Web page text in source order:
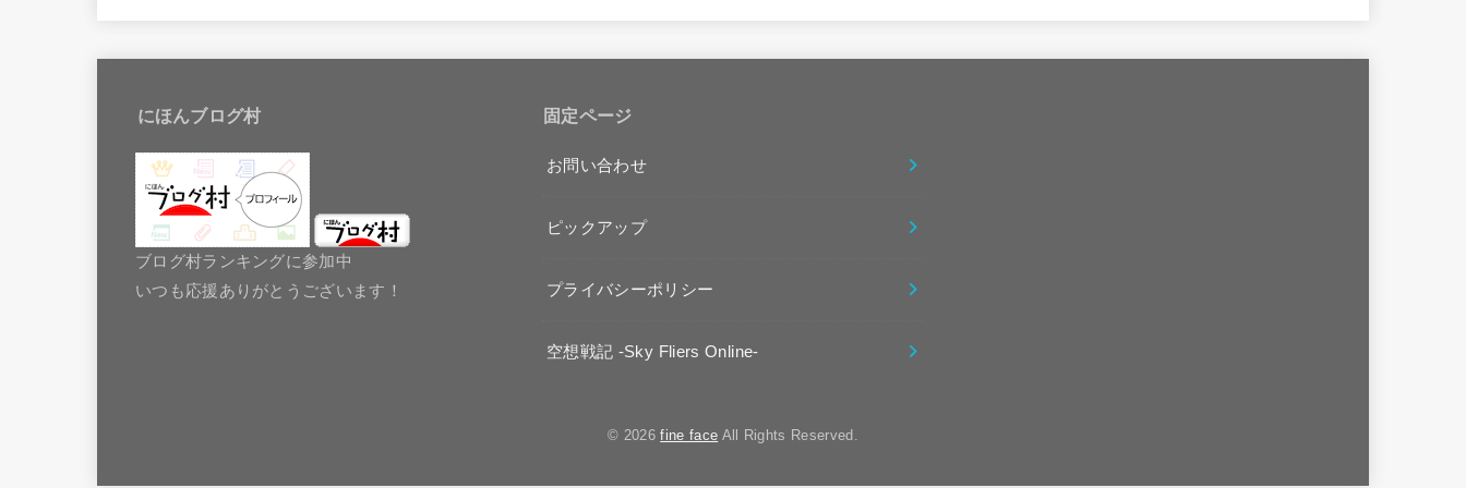
にほんブログ村
ブログ村ランキングに参加中
いつも応援ありがとうございます！
固定ページ
お問い合わせ
ピックアップ
プライバシーポリシー
空想戦記 -Sky Fliers Online-
© 2026fine face All Rights Reserved.